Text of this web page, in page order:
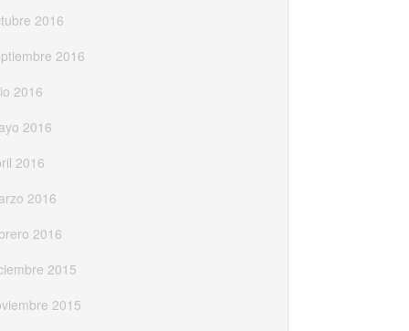
2016
2016
2016
2016
2016
2016
2016
2015
2015